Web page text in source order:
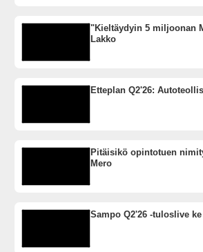
"Kieltäydyin 5 miljoonan
Lakko
Etteplan Q2'26:
Pitäisikö opintotuen
Mero
Sampo Q2'26 -tuloslive